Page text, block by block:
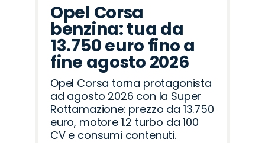
Opel Corsa
benzina: tua da
13.750 euro fino a
fine agosto 2026
Opel Corsa torna protagonista
ad agosto 2026 con la Super
Rottamazione: prezzo da 13.750
euro, motore 1.2 turbo da 100
CV e consumi contenuti.